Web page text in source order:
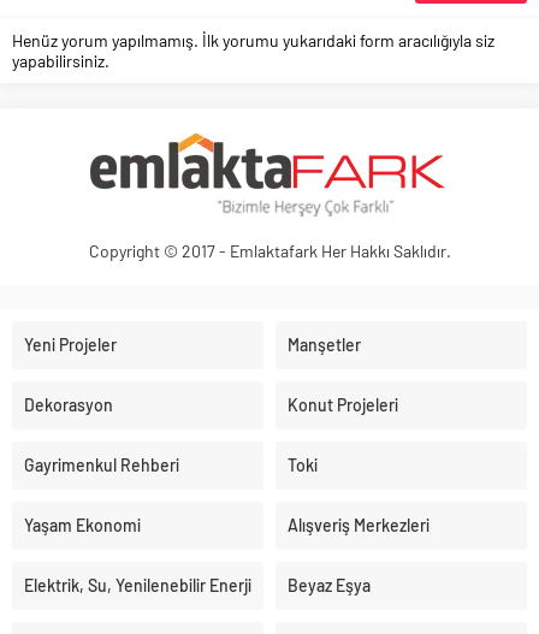
Henüz yorum yapılmamış. İlk yorumu yukarıdaki form aracılığıyla siz
yapabilirsiniz.
Copyright © 2017 - Emlaktafark Her Hakkı Saklıdır.
Yeni Projeler Manşetler
Dekorasyon Konut Projeleri
Gayrimenkul Rehberi Toki
Yaşam Ekonomi Alışveriş Merkezleri
Elektrik, Su, Yenilenebilir Enerji Beyaz Eşya